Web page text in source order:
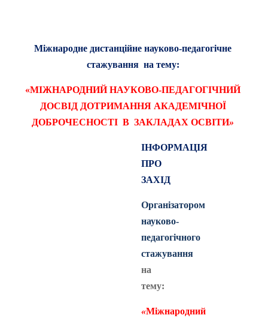
Міжнародне дистанційне науково-педагогічне
стажування на тему:
«МІЖНАРОДНИЙ НАУКОВО-ПЕДАГОГІЧНИЙ
ДОСВІД ДОТРИМАННЯ АКАДЕМІЧНОЇ
ДОБРОЧЕСНОСТІ В ЗАКЛАДАХ ОСВІТИ»
ІНФОРМАЦІЯ
ПРО
ЗАХІД
Організатором
науково-
педагогічного
стажування
на
тему:
«Міжнародний